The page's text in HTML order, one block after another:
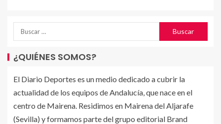
¿QUIÉNES SOMOS?
El Diario Deportes es un medio dedicado a cubrir la
actualidad de los equipos de Andalucía, que nace en el
centro de Mairena. Residimos en Mairena del Aljarafe
(Sevilla) y formamos parte del grupo editorial Brand